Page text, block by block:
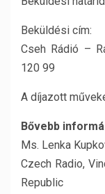
Beküldési cím:
Cseh Rádió –
120 99
A díjazott
Bővebb
Ms. Lenka
Czech Radio,
Republic